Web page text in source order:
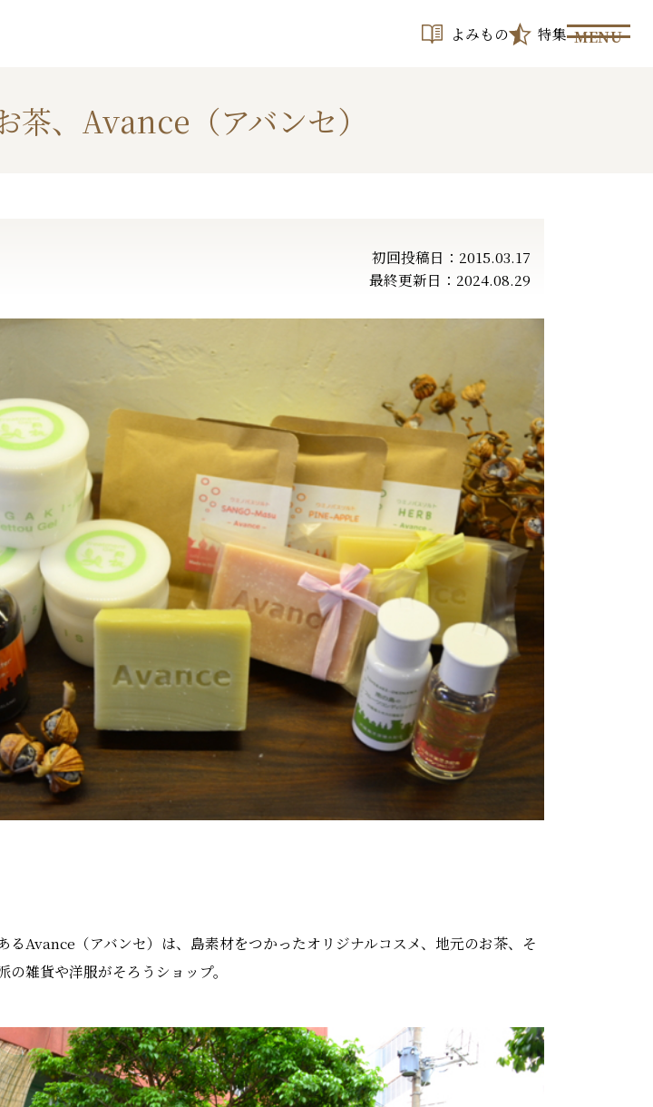
よみもの 特集 MENU
、Avance（アバンセ）
初回投稿日：2015.03.17
最終更新日：2024.08.29
るAvance（アバンセ）は、島素材をつかったオリジナルコスメ、地元のお茶、そ
雑貨や洋服がそろうショップ。